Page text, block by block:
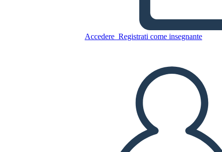
Accedere Registrati come insegnante
Pitch Deck Info-3
CREARE UNO STORYBOARD
RIPRODURRE LA PRESENTAZIONE
LEGGIMI